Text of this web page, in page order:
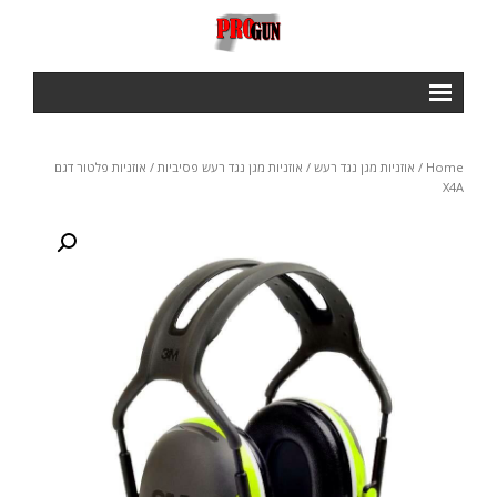
Courses
תנאי שימוש ותקנון
Home
/ אוזניות מגן נגד רעש / אוזניות מגן נגד רעש פסיביות / אוזניות פלטור דגם
X4A